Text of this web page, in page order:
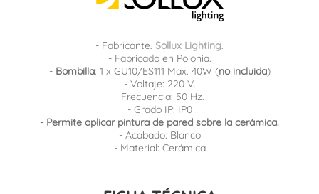
- Fabricante. Sollux Lighting.
- Fabricado en Polonia.
- Bombilla: 1 x GU10/ES111 Max. 40W (no incluida)
- Voltaje: 220 V.
- Frecuencia: 50 Hz.
- Grado IP: IP0
- Permite aplicar pintura de pared sobre la cerámica.
- Acabado: Blanco
- Material: Cerámica